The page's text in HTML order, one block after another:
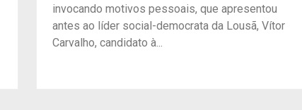
invocando motivos pessoais, que apresentou
antes ao líder social-democrata da Lousã, Vítor
Carvalho, candidato à...